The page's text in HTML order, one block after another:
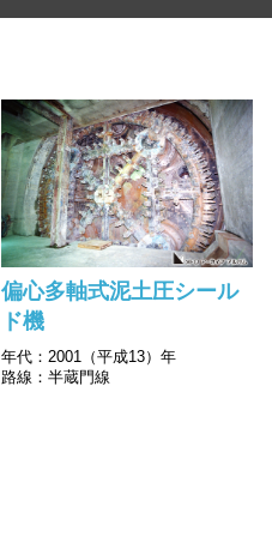
偏心多軸式泥土圧シール
ド機
年代：2001（平成13）年
路線：半蔵門線